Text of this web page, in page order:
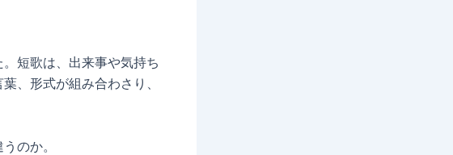
短歌は、出来事や気持ち
、形式が組み合わさり、
のか。